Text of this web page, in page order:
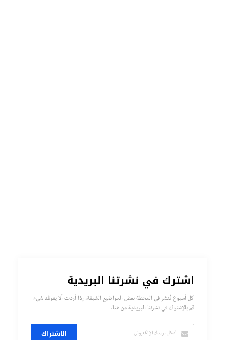
اشترك في نشرتنا البريدية
كل أسبوع تُنشر في المحطة بعض المواضيع الشيقة، إذا أردت ألا يفوتك شيء
قم بالإشتراك في نشرتنا البريدية من هنا.
الاشتراك